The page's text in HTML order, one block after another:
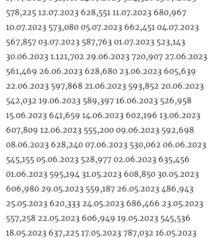
578,225 12.07.2023 628,551 11.07.2023 680,967
10.07.2023 573,080 05.07.2023 662,451 04.07.2023
567,857 03.07.2023 587,763 01.07.2023 523,143
30.06.2023 1.121,702 29.06.2023 720,907 27.06.2023
561,469 26.06.2023 628,680 23.06.2023 605,639
22.06.2023 597,868 21.06.2023 593,852 20.06.2023
542,032 19.06.2023 589,397 16.06.2023 526,958
15.06.2023 641,659 14.06.2023 602,196 13.06.2023
607,809 12.06.2023 555,200 09.06.2023 592,698
08.06.2023 628,240 07.06.2023 530,062 06.06.2023
545,155 05.06.2023 528,977 02.06.2023 635,456
01.06.2023 595,194 31.05.2023 608,850 30.05.2023
606,980 29.05.2023 559,187 26.05.2023 486,943
25.05.2023 620,333 24.05.2023 686,466 23.05.2023
557,258 22.05.2023 606,949 19.05.2023 545,536
18.05.2023 637,225 17.05.2023 787,032 16.05.2023